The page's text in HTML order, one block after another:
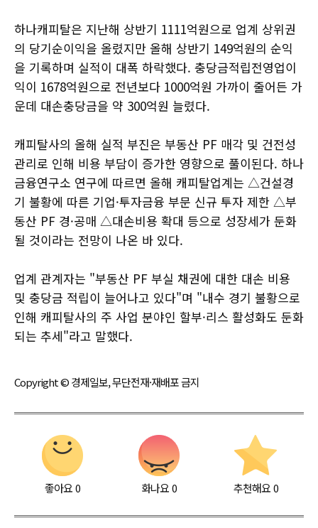
하나캐피탈은 지난해 상반기 1111억원으로 업계 상위권
의 당기순이익을 올렸지만 올해 상반기 149억원의 순익
을 기록하며 실적이 대폭 하락했다. 충당금적립전영업이
익이 1678억원으로 전년보다 1000억원 가까이 줄어든 가
운데 대손충당금을 약 300억원 늘렸다.
캐피탈사의 올해 실적 부진은 부동산 PF 매각 및 건전성
관리로 인해 비용 부담이 증가한 영향으로 풀이된다. 하나
금융연구소 연구에 따르면 올해 캐피탈업계는 △건설경
기 불황에 따른 기업·투자금융 부문 신규 투자 제한 △부
동산 PF 경·공매 △대손비용 확대 등으로 성장세가 둔화
될 것이라는 전망이 나온 바 있다.
업계 관계자는 "부동산 PF 부실 채권에 대한 대손 비용
및 충당금 적립이 늘어나고 있다"며 "내수 경기 불황으로
인해 캐피탈사의 주 사업 분야인 할부·리스 활성화도 둔화
되는 추세"라고 말했다.
Copyright © 경제일보, 무단전재·재배포 금지
좋아요0 화나요0 추천해요 0